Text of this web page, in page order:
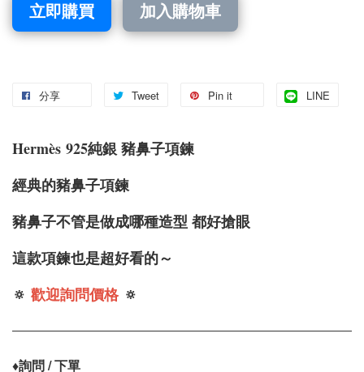
立即購買 加入購物車
分享 Tweet Pin it LINE
Hermès 925純銀 豬鼻子項鍊
經典的豬鼻子項鍊
豬鼻子不管是做成哪種造型 都好搶眼
這款項鍊也是超好看的～
🔅 歡迎詢問價格 🔅
♦️詢問 / 下單